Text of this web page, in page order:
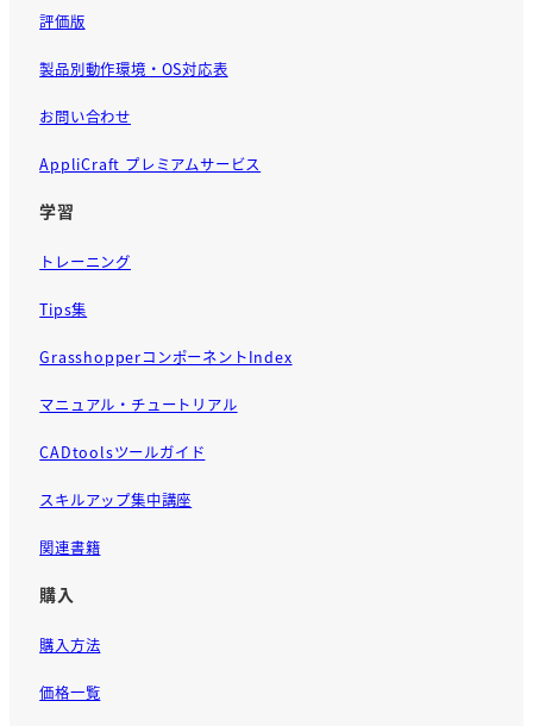
評価版
製品別動作環境・OS対応表
お問い合わせ
AppliCraft プレミアムサービス
学習
トレーニング
Tips集
GrasshopperコンポーネントIndex
マニュアル・チュートリアル
CADtoolsツールガイド
スキルアップ集中講座
関連書籍
購入
購入方法
価格一覧